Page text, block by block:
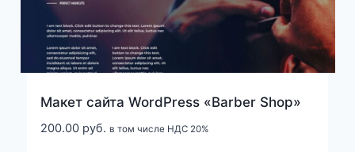
Макет сайта WordPress «Barber Shop»
200.00 руб. в том числе НДС 20%